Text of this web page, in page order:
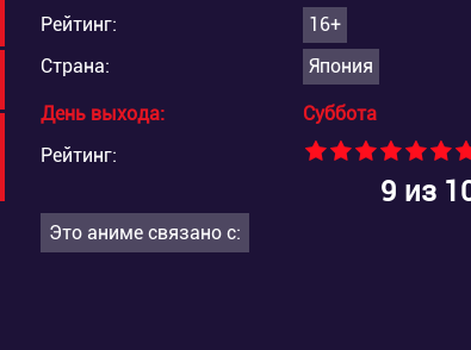
Рейтинг:
16+
Страна:
Япония
День выхода:
Суббота
Рейтинг:
9 из
Это аниме связано с: